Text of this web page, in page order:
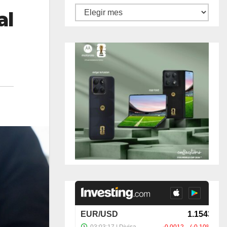
Archivos